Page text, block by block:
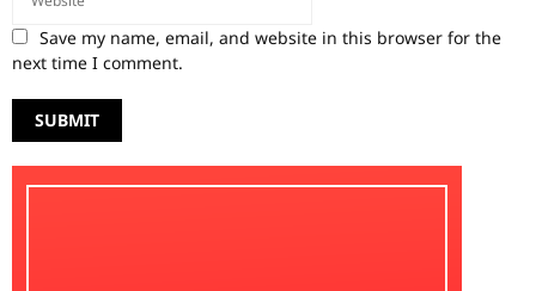
Save my name, email, and website in this browser for the
next time I comment.